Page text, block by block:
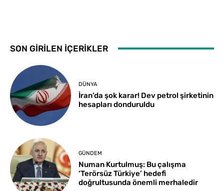
SON GİRİLEN İÇERİKLER
DÜNYA
İran’da şok karar! Dev petrol şirketinin
hesapları donduruldu
GÜNDEM
Numan Kurtulmuş: Bu çalışma
‘Terörsüz Türkiye’ hedefi
doğrultusunda önemli merhaledir